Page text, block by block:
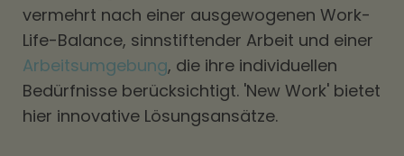
vermehrt nach einer ausgewogenen Work-
Life-Balance, sinnstiftender Arbeit und einer
Arbeitsumgebung, die ihre individuellen
Bedürfnisse berücksichtigt. 'New Work' bietet
hier innovative Lösungsansätze.